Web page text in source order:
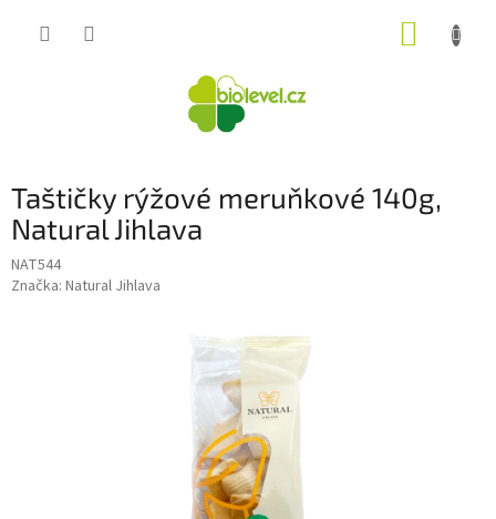
Taštičky rýžové meruňkové 140g,
Natural Jihlava
NAT544
Značka: Natural Jihlava